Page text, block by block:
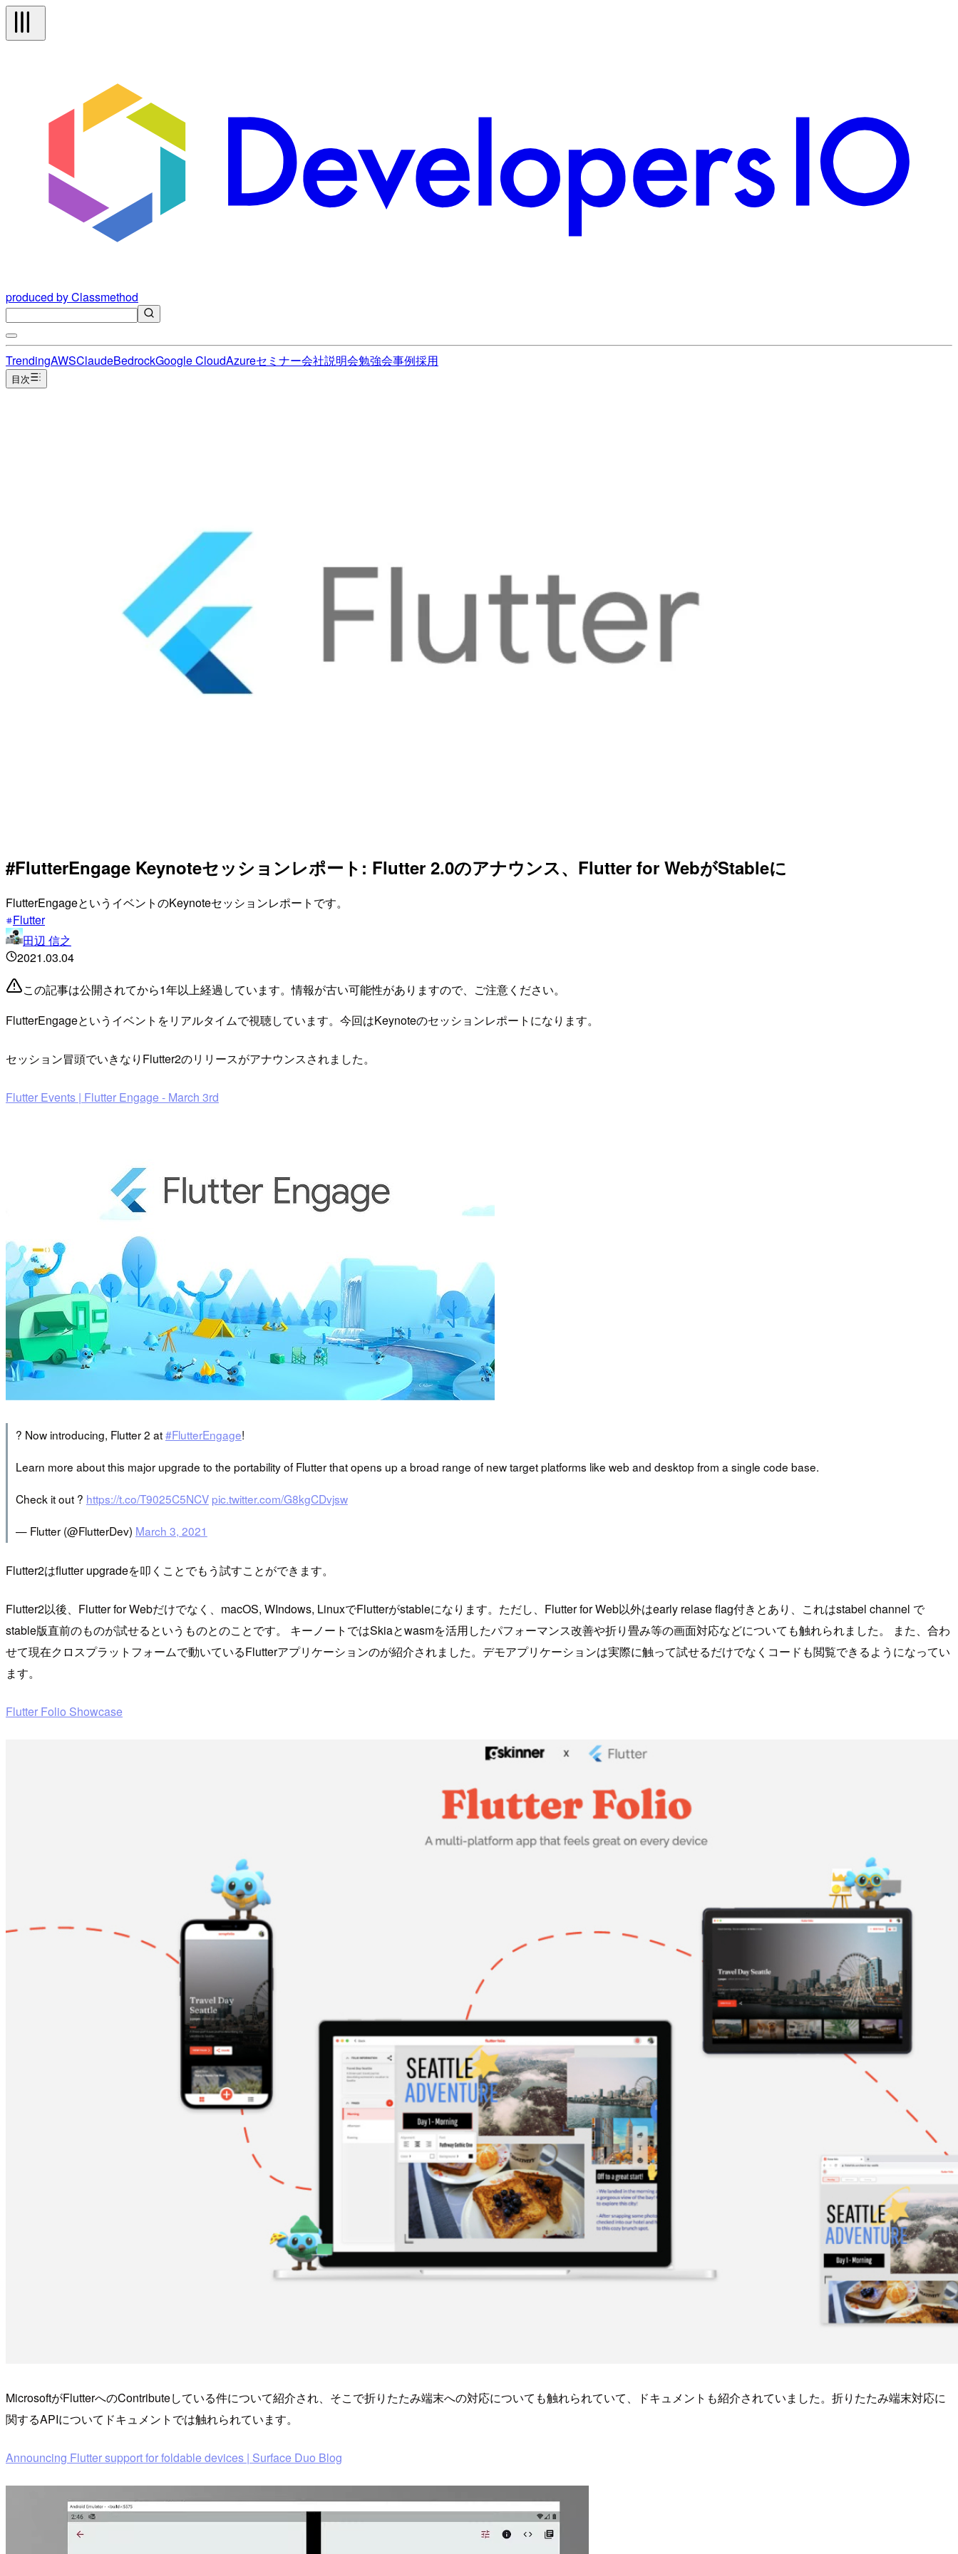
produced by Classmethod
TrendingAWSClaudeBedrockGoogle CloudAzureセミナー会社説明会勉強会事例採用
目次
#FlutterEngage Keynoteセッションレポート: Flutter 2.0のアナウンス、Flutter for WebがStableに
FlutterEngageというイベントのKeynoteセッションレポートです。
Flutter
田辺 信之
2021.03.04
この記事は公開されてから1年以上経過しています。情報が古い可能性がありますので、ご注意ください。
FlutterEngageというイベントをリアルタイムで視聴しています。今回はKeynoteのセッションレポートになります。
セッション冒頭でいきなりFlutter2のリリースがアナウンスされました。
Flutter Events | Flutter Engage - March 3rd
? Now introducing, Flutter 2 at#FlutterEngage!
Learn more about this major upgrade to the portability of Flutter that opens up a broad range of new target platforms like web and desktop from a single code base.
Check it out ? https://t.co/T9025C5NCV pic.twitter.com/G8kgCDvjsw
— Flutter (@FlutterDev) March 3, 2021
Flutter2はflutter upgradeを叩くことでもう試すことができます。
Flutter2以後、Flutter for Webだけでなく、macOS, WIndows, LinuxでFlutterがstableになります。ただし、Flutter for Web以外はearly relase flag付きとあり、これはstabel channel で
stable版直前のものが試せるというものとのことです。 キーノートではSkiaとwasmを活用したパフォーマンス改善や折り畳み等の画面対応などについても触れられました。 また、合わ
せて現在クロスプラットフォームで動いているFlutterアプリケーションのが紹介されました。デモアプリケーションは実際に触って試せるだけでなくコードも閲覧できるようになってい
ます。
Flutter Folio Showcase
MicrosoftがFlutterへのContributeしている件について紹介され、そこで折りたたみ端末への対応についても触れられていて、ドキュメントも紹介されていました。折りたたみ端末対応に
関するAPIについてドキュメントでは触れられています。
Announcing Flutter support for foldable devices | Surface Duo Blog